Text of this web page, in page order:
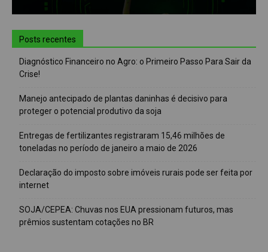
Posts recentes
Diagnóstico Financeiro no Agro: o Primeiro Passo Para Sair da
Crise!
Manejo antecipado de plantas daninhas é decisivo para
proteger o potencial produtivo da soja
Entregas de fertilizantes registraram 15,46 milhões de
toneladas no período de janeiro a maio de 2026
Declaração do imposto sobre imóveis rurais pode ser feita por
internet
SOJA/CEPEA: Chuvas nos EUA pressionam futuros, mas
prêmios sustentam cotações no BR